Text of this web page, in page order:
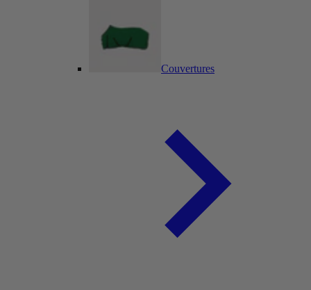
Couvertures